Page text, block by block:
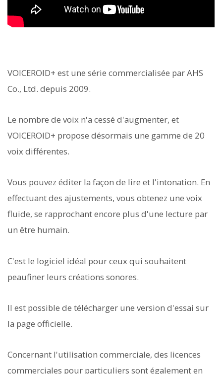
VOICEROID+ est une série commercialisée par AHS
Co., Ltd. depuis 2009.
Le nombre de voix n'a cessé d'augmenter, et
VOICEROID+ propose désormais une gamme de 20
voix différentes.
Vous pouvez éditer la façon de lire et l'intonation. En
effectuant des ajustements, vous obtenez une voix
fluide, se rapprochant encore plus d'une lecture par
un être humain.
C'est le logiciel idéal pour ceux qui souhaitent
peaufiner leurs créations sonores.
Il est possible de télécharger une version d'essai sur
la page officielle.
Concernant l'utilisation commerciale, des licences
commerciales pour particuliers sont également en